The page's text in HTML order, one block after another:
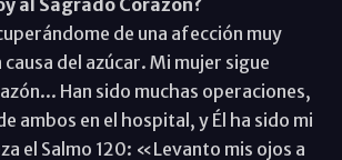
al Sagrado Corazón?
de una afección muy
causa del azúcar. Mi mujer sigue
Han sido muchas operaciones,
ambos en el hospital, y Él ha sido mi
el Salmo 120: «Levanto mis ojos a